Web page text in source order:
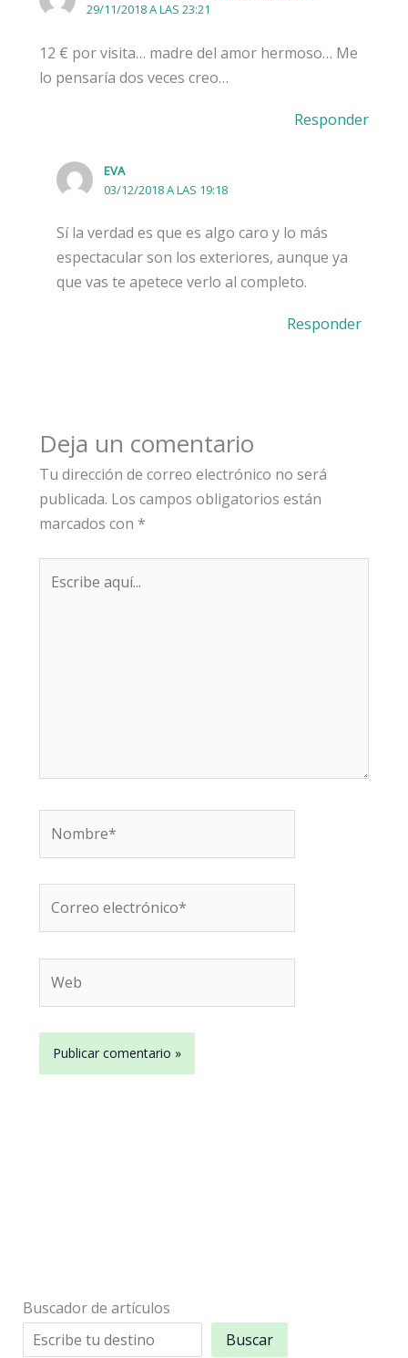
29/11/2018 A LAS 23:21
12 € por visita… madre del amor hermoso… Me
lo pensaría dos veces creo…
Responder
EVA
03/12/2018 A LAS 19:18
Sí la verdad es que es algo caro y lo más
espectacular son los exteriores, aunque ya
que vas te apetece verlo al completo.
Responder
Deja un comentario
Tu dirección de correo electrónico no será
publicada. Los campos obligatorios están
marcados con *
aquí...
electrónico*
Buscador de artículos
Buscar